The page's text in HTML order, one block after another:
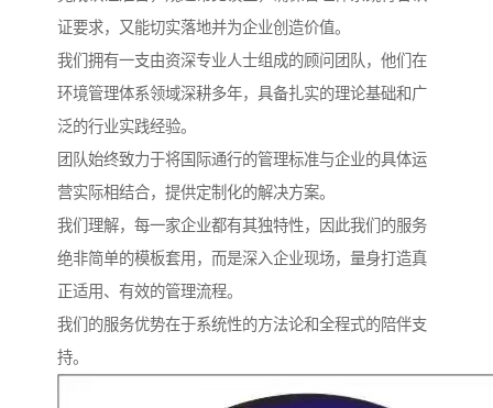
证要求，又能切实落地并为企业创造价值。
我们拥有一支由资深专业人士组成的顾问团队，他们在
环境管理体系领域深耕多年，具备扎实的理论基础和广
泛的行业实践经验。
团队始终致力于将国际通行的管理标准与企业的具体运
营实际相结合，提供定制化的解决方案。
我们理解，每一家企业都有其独特性，因此我们的服务
绝非简单的模板套用，而是深入企业现场，量身打造真
正适用、有效的管理流程。
我们的服务优势在于系统性的方法论和全程式的陪伴支
持。